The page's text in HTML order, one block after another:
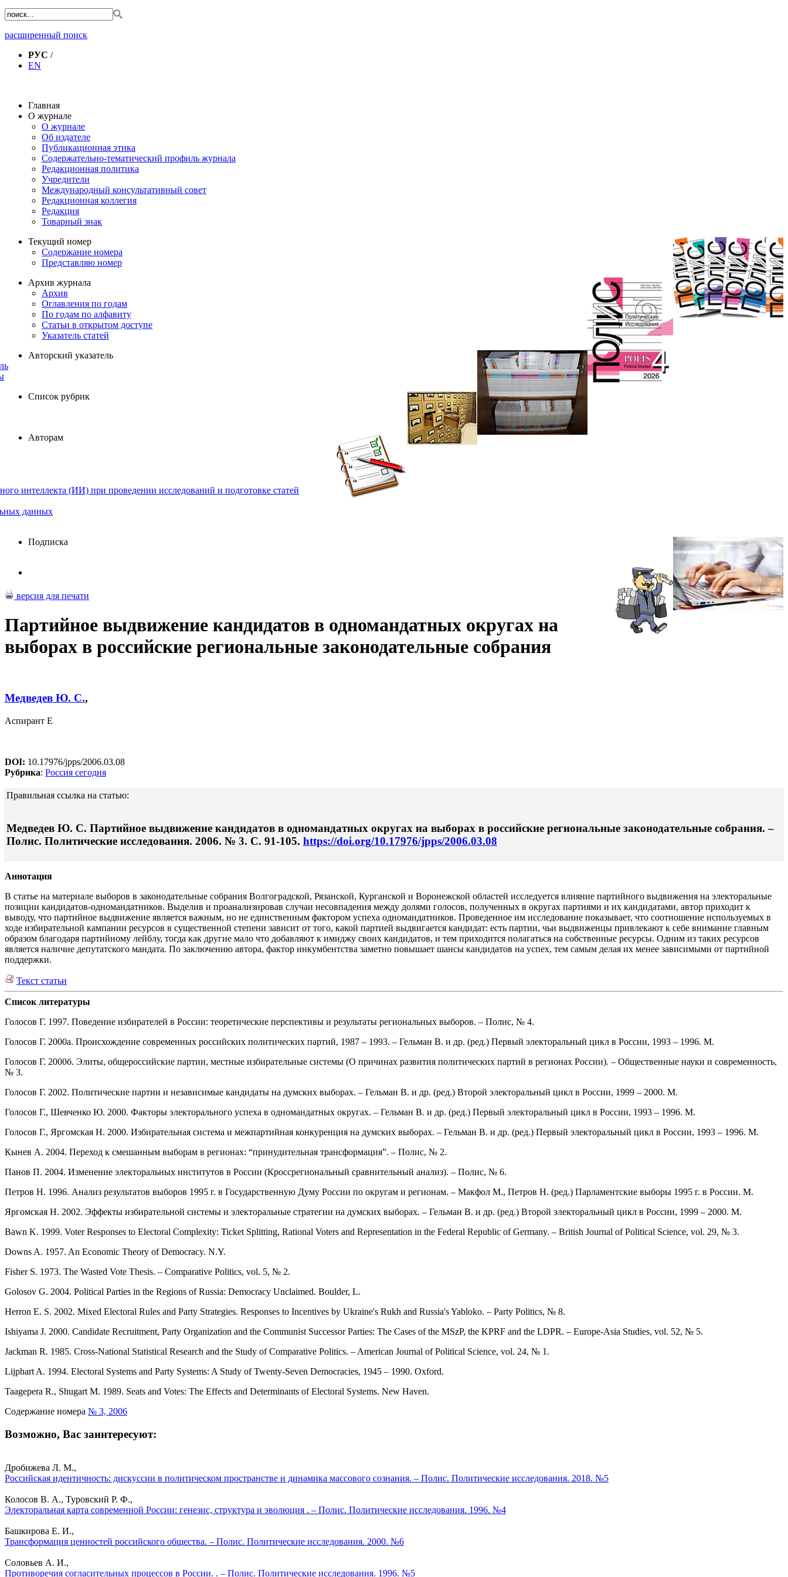
расширенный поиск
РУС /
EN
Главная
О журнале
О журнале
Об издателе
Публикационная этика
Содержательно-тематический профиль журнала
Редакционная политика
Учредители
Международный консультативный совет
Редакционная коллегия
Редакция
Товарный знак
Текущий номер
Содержание номера
Представляю номер
Архив журнала
Архив
Оглавления по годам
По годам по алфавиту
Статьи в открытом доступе
Указатель статей
Авторский указатель
Список рубрик
Авторам
интеллекта (ИИ) при проведении исследований и подготовке статей
данных
Подписка
версия для печати
Партийное выдвижение кандидатов в одномандатных округах на
выборах в российские региональные законодательные собрания
Медведев Ю. С.,
Аспирант Е
DOI: 10.17976/jpps/2006.03.08
Рубрика: Россия сегодня
Правильная ссылка на статью:
Медведев Ю. С. Партийное выдвижение кандидатов в одномандатных округах на выборах в российские региональные законодательные собрания. –
Полис. Политические исследования. 2006. № 3. С. 91-105. https://doi.org/10.17976/jpps/2006.03.08
Аннотация
В статье на материале выборов в законодательные собрания Волгоградской, Рязанской, Курганской и Воронежской областей исследуется влияние партийного выдвижения на электоральные
позиции кандидатов-одномандатников. Выделив и проанализировав случаи несовпадения между долями голосов, полученных в округах партиями и их кандидатами, автор приходит к
выводу, что партийное выдвижение является важным, но не единственным фактором успеха одномандатников. Проведенное им исследование показывает, что соотношение используемых в
ходе избирательной кампании ресурсов в существенной степени зависит от того, какой партией выдвигается кандидат: есть партии, чьи выдвиженцы привлекают к себе внимание главным
образом благодаря партийному лейблу, тогда как другие мало что добавляют к имиджу своих кандидатов, и тем приходится полагаться на собственные ресурсы. Одним из таких ресурсов
является наличие депутатского мандата. По заключению автора, фактор инкумбентства заметно повышает шансы кандидатов на успех, тем самым делая их менее зависимыми от партийной
поддержки.
Текст статьи
Список литературы
Голосов Г. 1997. Поведение избирателей в России: теоретические перспективы и результаты региональных выборов. – Полис, № 4.
Голосов Г. 2000а. Происхождение современных российских политических партий, 1987 – 1993. – Гельман В. и др. (ред.) Первый электоральный цикл в России, 1993 – 1996. М.
Голосов Г. 2000б. Элиты, общероссийские партии, местные избирательные системы (О причинах развития политических партий в регионах России). – Общественные науки и современность,
№ 3.
Голосов Г. 2002. Политические партии и независимые кандидаты на думских выборах. – Гельман В. и др. (ред.) Второй электоральный цикл в России, 1999 – 2000. М.
Голосов Г., Шевченко Ю. 2000. Факторы электорального успеха в одномандатных округах. – Гельман В. и др. (ред.) Первый электоральный цикл в России, 1993 – 1996. М.
Голосов Г., Яргомская Н. 2000. Избирательная система и межпартийная конкуренция на думских выборах. – Гельман В. и др. (ред.) Первый электоральный цикл в России, 1993 – 1996. М.
Кынев А. 2004. Переход к смешанным выборам в регионах: “принудительная трансформация”. – Полис, № 2.
Панов П. 2004. Изменение электоральных институтов в России (Кроссрегиональный сравнительный анализ). – Полис, № 6.
Петров Н. 1996. Анализ результатов выборов 1995 г. в Государственную Думу России по округам и регионам. – Макфол М., Петров Н. (ред.) Парламентские выборы 1995 г. в России. М.
Яргомская Н. 2002. Эффекты избирательной системы и электоральные стратегии на думских выборах. – Гельман В. и др. (ред.) Второй электоральный цикл в России, 1999 – 2000. М.
Bawn K. 1999. Voter Responses to Electoral Complexity: Ticket Splitting, Rational Voters and Representation in the Federal Republic of Germany. – British Journal of Political Science, vol. 29, № 3.
Downs A. 1957. An Economic Theory of Democracy. N.Y.
Fisher S. 1973. The Wasted Vote Thesis. – Comparative Politics, vol. 5, № 2.
Golosov G. 2004. Political Parties in the Regions of Russia: Democracy Unclaimed. Boulder, L.
Herron E. S. 2002. Mixed Electoral Rules and Party Strategies. Responses to Incentives by Ukraine's Rukh and Russia's Yabloko. – Party Politics, № 8.
Ishiyama J. 2000. Candidate Recruitment, Party Organization and the Communist Successor Parties: The Cases of the MSzP, the KPRF and the LDPR. – Europe-Asia Studies, vol. 52, № 5.
Jackman R. 1985. Cross-National Statistical Research and the Study of Comparative Politics. – American Journal of Political Science, vol. 24, № 1.
Lijphart A. 1994. Electoral Systems and Party Systems: A Study of Twenty-Seven Democracies, 1945 – 1990. Oxford.
Taagepera R., Shugart М. 1989. Seats and Votes: The Effects and Determinants of Electoral Systems. New Haven.
Содержание номера № 3, 2006
Возможно, Вас заинтересуют:
Дробижева Л. М.,
Российская идентичность: дискуссии в политическом пространстве и динамика массового сознания. – Полис. Политические исследования. 2018. №5
Колосов В. А., Туровский Р. Ф.,
Электоральная карта современной России: генезис, структура и эволюция . – Полис. Политические исследования. 1996. №4
Башкирова Е. И.,
Трансформация ценностей российского общества. – Полис. Политические исследования. 2000. №6
Соловьев А. И.,
Противоречия согласительных процессов в России. . – Полис. Политические исследования. 1996. №5